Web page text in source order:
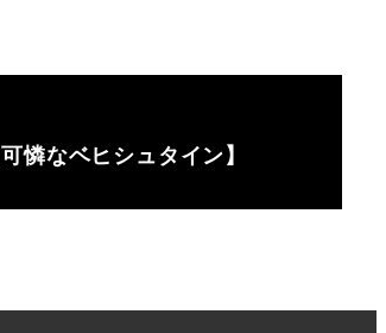
憐なベヒシュタイン】